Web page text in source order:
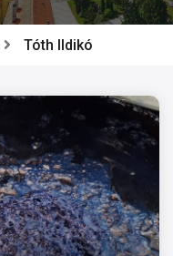
Tóth Ildikó